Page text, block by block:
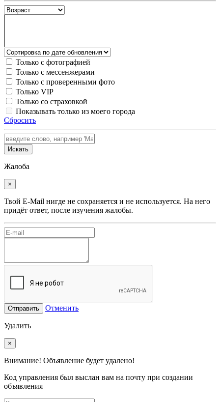
Только с фотографией
Только с мессенжерами
Только с проверенными фото
Только VIP
Только со страховкой
Показывать только из моего города
Сбросить
Искать
Жалоба
×
Твой E-Mail нигде не сохраняется и не используется. На него
придёт ответ, после изучения жалобы.
Отправить Отменить
Удалить
×
Внимание! Объявление будет удалено!
Код управления был выслан вам на почту при создании
объявления